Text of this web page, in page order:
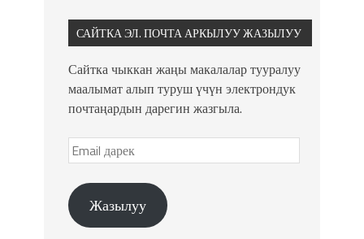
САЙТКА ЭЛ. ПОЧТА АРКЫЛУУ ЖАЗЫЛУУ
Сайтка чыккан жаңы макалалар тууралуу
маалымат алып туруш үчүн электрондук
почтаңардын дарегин жазгыла.
Жазылуу